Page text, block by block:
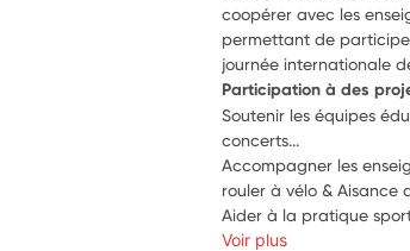
coopérer avec les
permettant de
journée internationale
Participation à des
Soutenir les équipes
concerts...
Accompagner les
rouler à vélo & Aisance
Aider à la pratique
Voir plus